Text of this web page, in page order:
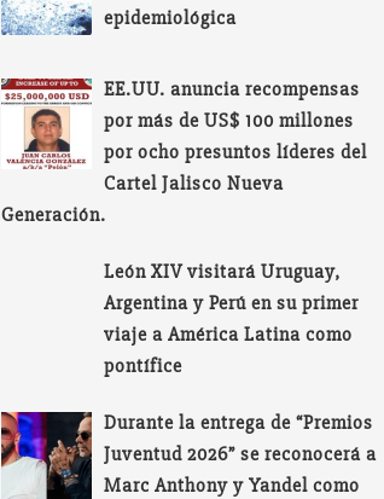
epidemiológica
EE.UU. anuncia recompensas
por más de US$ 100 millones
por ocho presuntos líderes del
Cartel Jalisco Nueva
Generación.
León XIV visitará Uruguay,
Argentina y Perú en su primer
viaje a América Latina como
pontífice
Durante la entrega de “Premios
Juventud 2026” se reconocerá a
Marc Anthony y Yandel como